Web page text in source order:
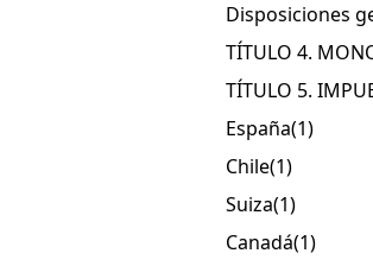
Disposiciones
TÍTULO 4.
TÍTULO 5.
España(1)
Chile(1)
Suiza(1)
Canadá(1)